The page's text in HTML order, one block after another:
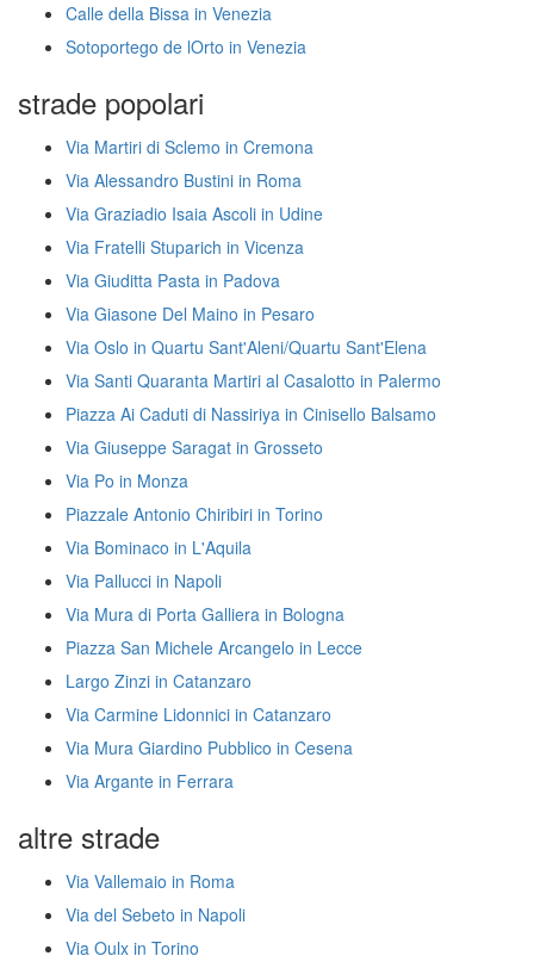
Calle della Bissa in Venezia
Sotoportego de lOrto in Venezia
strade popolari
Via Martiri di Sclemo in Cremona
Via Alessandro Bustini in Roma
Via Graziadio Isaia Ascoli in Udine
Via Fratelli Stuparich in Vicenza
Via Giuditta Pasta in Padova
Via Giasone Del Maino in Pesaro
Via Oslo in Quartu Sant'Aleni/Quartu Sant'Elena
Via Santi Quaranta Martiri al Casalotto in Palermo
Piazza Ai Caduti di Nassiriya in Cinisello Balsamo
Via Giuseppe Saragat in Grosseto
Via Po in Monza
Piazzale Antonio Chiribiri in Torino
Via Bominaco in L'Aquila
Via Pallucci in Napoli
Via Mura di Porta Galliera in Bologna
Piazza San Michele Arcangelo in Lecce
Largo Zinzi in Catanzaro
Via Carmine Lidonnici in Catanzaro
Via Mura Giardino Pubblico in Cesena
Via Argante in Ferrara
altre strade
Via Vallemaio in Roma
Via del Sebeto in Napoli
Via Oulx in Torino